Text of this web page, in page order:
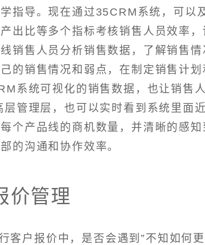
指导。现在通过35CRM系统，可以
出比等多个指标考核销售人员效率
销售人员分析销售数据，了解销售
的销售情况和弱点，在制定销售计
系统可视化的销售数据，也让销售
层管理层，也可以实时看到系统里面
个产品线的商机数量，并清晰的感
的沟通和协作效率。
价管理
客户报价中，是否会遇到”不知如何